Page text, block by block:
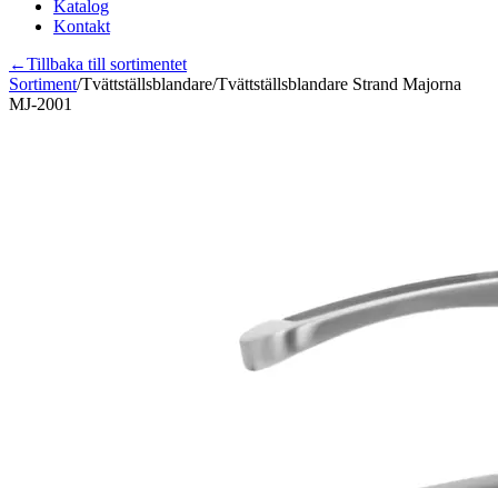
Katalog
Kontakt
←Tillbaka till sortimentet
Sortiment/Tvättställsblandare/Tvättställsblandare Strand Majorna
MJ-2001